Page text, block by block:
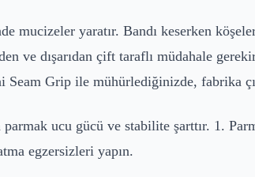
mucizeler yaratır. Bandı keserken
ve dışarıdan çift taraflı müdahale
Grip ile mühürlediğinizde, fabrika
parmak ucu gücü ve stabilite şarttır. 1.
egzersizleri yapın.